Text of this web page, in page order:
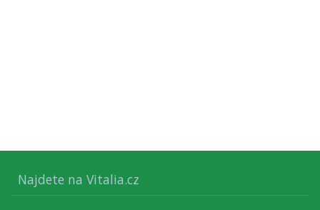
Najdete na Vitalia.cz